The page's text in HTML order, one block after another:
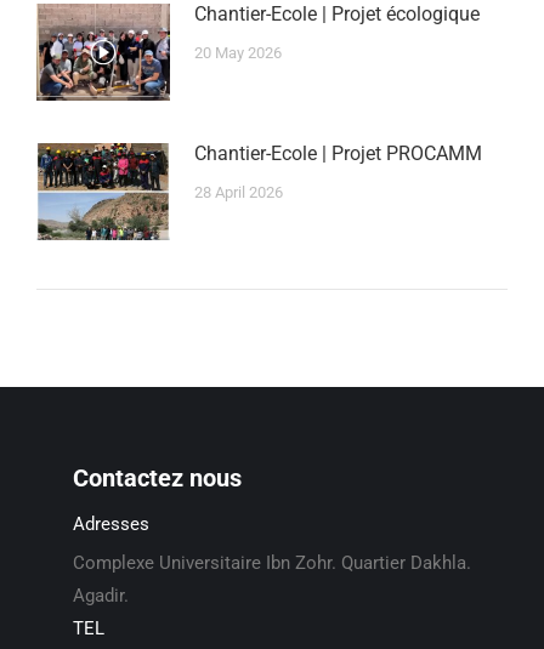
Chantier-Ecole | Projet écologique
20 May 2026
Chantier-Ecole | Projet PROCAMM
28 April 2026
Contactez nous
Adresses
Complexe Universitaire Ibn Zohr. Quartier Dakhla.
Agadir.
TEL